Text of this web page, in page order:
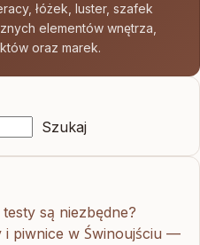
łóżek, luster, szafek
elementów wnętrza,
oraz marek.
Szukaj
są niezbędne?
i piwnice w Świnoujściu —